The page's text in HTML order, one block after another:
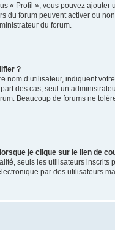
« Profil », vous pouvez
du forum peuvent activer ou
du forum.
?
nom d’utilisateur, indiquent
des cas, seul un
Beaucoup de forums ne
je clique sur le lien de
seuls les utilisateurs
par des utilisateurs